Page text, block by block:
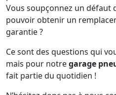
Vous soupçonnez un défaut
pouvoir obtenir un
garantie ?
Ce sont des questions qui
mais pour notregarage
fait partie du quotidien !